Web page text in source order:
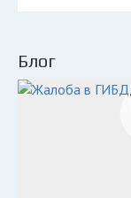
Блог